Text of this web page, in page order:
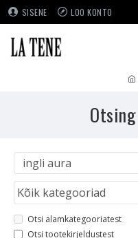
SISENE LOO KONTO
Otsi alamkategooriatest
Otsi tootekirjeldustest